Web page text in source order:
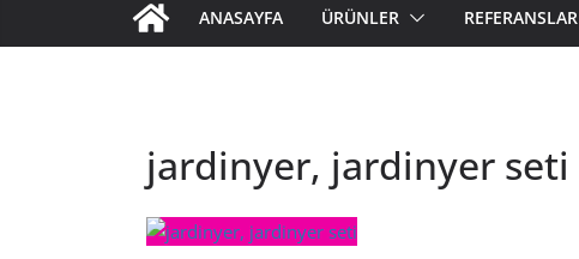
ANASAYFA ÜRÜNLER REFERANSLAR
jardinyer, jardinyer seti